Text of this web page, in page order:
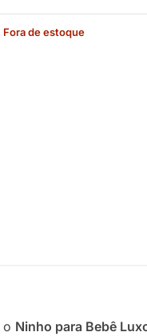
Fora de estoque
o Ninho para Bebê